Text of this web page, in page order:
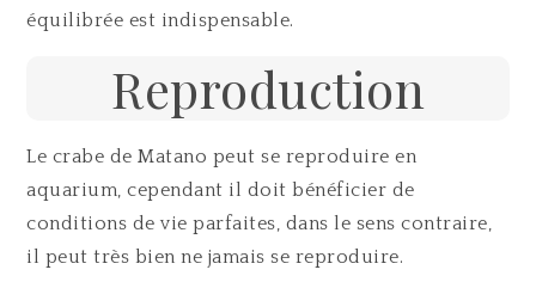
équilibrée est indispensable.
Reproduction
Le crabe de Matano peut se reproduire en
aquarium, cependant il doit bénéficier de
conditions de vie parfaites, dans le sens contraire,
il peut très bien ne jamais se reproduire.